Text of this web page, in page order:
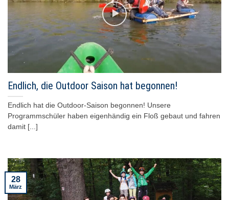
Endlich, die Outdoor Saison hat begonnen!
Endlich hat die Outdoor-Saison begonnen! Unsere
Programmschüler haben eigenhändig ein Floß gebaut und fahren
damit [...]
28
März